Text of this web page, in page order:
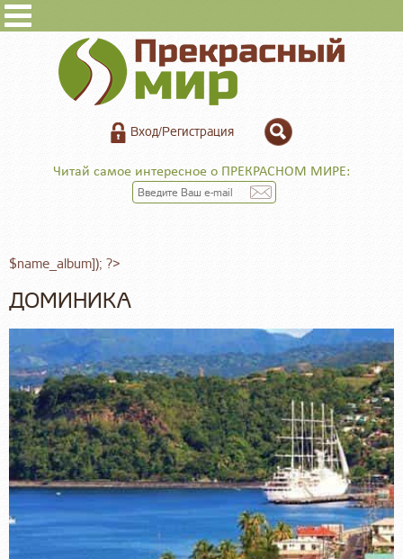
Вход/Регистрация
Читай самое интересное о ПРЕКРАСНОМ МИРЕ:
$name_album]); ?>
ДОМИНИКА